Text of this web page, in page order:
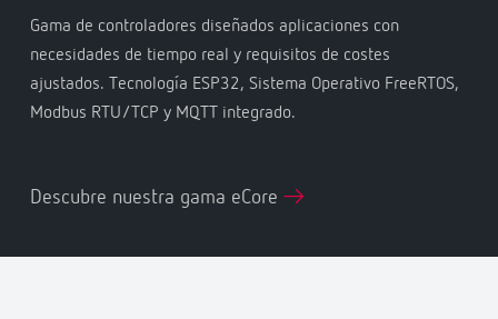
Gama de controladores diseñados aplicaciones con
necesidades de tiempo real y requisitos de costes
ajustados. Tecnología ESP32, Sistema Operativo FreeRTOS,
Modbus RTU/TCP y MQTT integrado.
Descubre nuestra gama eCore